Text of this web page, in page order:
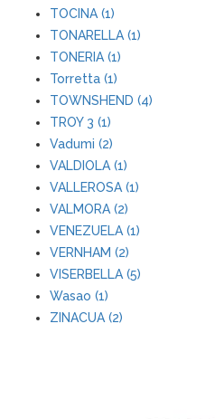
TOCINA (1)
TONARELLA (1)
TONERIA (1)
Torretta (1)
TOWNSHEND (4)
TROY 3 (1)
Vadumi (2)
VALDIOLA (1)
VALLEROSA (1)
VALMORA (2)
VENEZUELA (1)
VERNHAM (2)
VISERBELLA (5)
Wasao (1)
ZINACUA (2)